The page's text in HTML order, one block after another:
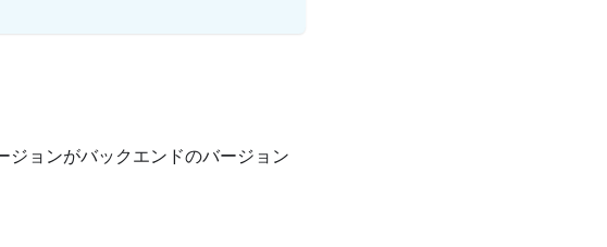
ジョンがバックエンドのバージョン